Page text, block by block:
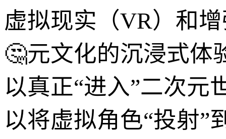
虚拟现实（VR）和
🤔元文化的沉浸式体
以真正“进入”二次元
以将虚拟角色“投射”